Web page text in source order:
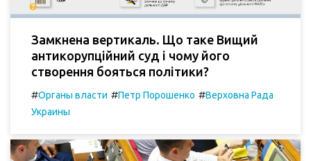
Замкнена вертикаль. Що таке Вищий
антикорупційний суд і чому його
створення бояться політики?
#Органы власти #Петр Порошенко #Верховна Рада
Украины